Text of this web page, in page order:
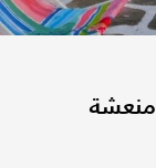
منعشة